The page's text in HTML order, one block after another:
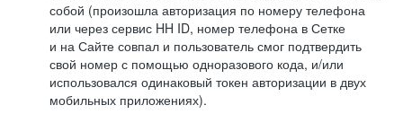
собой (произошла авторизация по номеру телефона
или через сервис HH ID, номер телефона в Сетке
и на Сайте совпал и пользователь смог подтвердить
свой номер с помощью одноразового кода, и/или
использовался одинаковый токен авторизации в двух
мобильных приложениях).